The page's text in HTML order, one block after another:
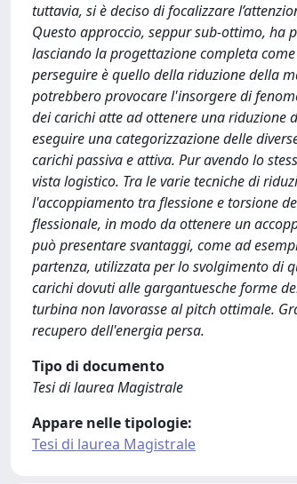
tuttavia, si è deciso di focalizzare
Questo approccio, seppur sub-ottimo, ha
lasciando la progettazione completa
perseguire è quello della riduzione della
potrebbero provocare l'insorgere di
dei carichi atte ad ottenere una riduzione
eseguire una categorizzazione delle
carichi passiva e attiva. Pur avendo lo
vista logistico. Tra le varie tecniche di
l'accoppiamento tra flessione e torsione
flessionale, in modo da ottenere un
può presentare svantaggi, come ad
partenza, utilizzata per lo svolgimento di
carichi dovuti alle gargantuesche forme
turbina non lavorasse al pitch ottimale.
recupero dell'energia persa.
Tipo di documento
Tesi di laurea Magistrale
Appare nelle tipologie:
Tesi di laurea Magistrale